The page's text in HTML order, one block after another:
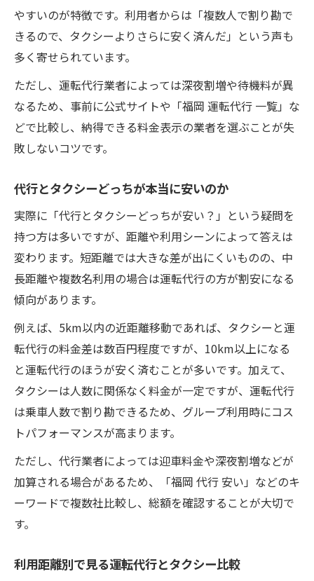
やすいのが特徴です。利用者からは「複数人で割り勘で
きるので、タクシーよりさらに安く済んだ」という声も
多く寄せられています。
ただし、運転代行業者によっては深夜割増や待機料が異
なるため、事前に公式サイトや「福岡 運転代行 一覧」な
どで比較し、納得できる料金表示の業者を選ぶことが失
敗しないコツです。
代行とタクシーどっちが本当に安いのか
実際に「代行とタクシーどっちが安い？」という疑問を
持つ方は多いですが、距離や利用シーンによって答えは
変わります。短距離では大きな差が出にくいものの、中
長距離や複数名利用の場合は運転代行の方が割安になる
傾向があります。
例えば、5km以内の近距離移動であれば、タクシーと運
転代行の料金差は数百円程度ですが、10km以上になる
と運転代行のほうが安く済むことが多いです。加えて、
タクシーは人数に関係なく料金が一定ですが、運転代行
は乗車人数で割り勘できるため、グループ利用時にコス
トパフォーマンスが高まります。
ただし、代行業者によっては迎車料金や深夜割増などが
加算される場合があるため、「福岡 代行 安い」などのキ
ーワードで複数社比較し、総額を確認することが大切で
す。
利用距離別で見る運転代行とタクシー比較